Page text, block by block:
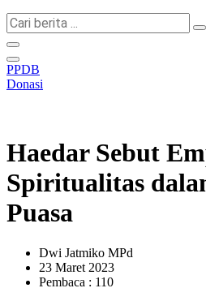
Cari
berita
...
PPDB
Donasi
Haedar Sebut
Spiritualitas
Puasa
Dwi Jatmiko MPd
23 Maret 2023
Pembaca : 110